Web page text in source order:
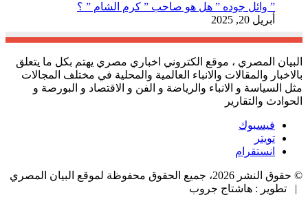
” وائل جوده ” هل هو صاحب ” كرم الشام ” ؟
أبريل 20, 2025
البيان المصري ، موقع الكتروني اخباري مصري يهتم بكل ما يتعلق
بالاخبار والمقالات والانباء العالمية والمحلية في مختلف المجالات
مثل السياسة و الانباء والرياضة و الفن و الاقتصاد و البورصة و
الحوادث والتقارير
فيسبوك
تويتر
انستقرام
© حقوق النشر 2026، جميع الحقوق محفوظة لموقع البيان المصري
| تطوير : هاشتاج جروب